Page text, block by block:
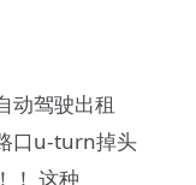
动驾驶出租
口u-turn掉头
！ 这种